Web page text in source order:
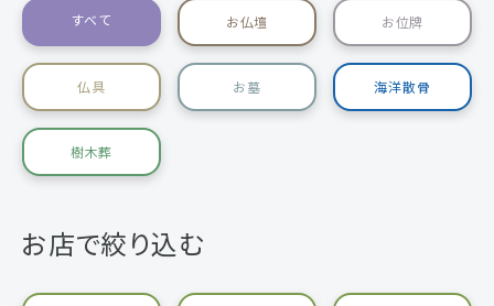
すべて お仏壇 お位牌
仏具 お墓 海洋散骨
樹木葬
お店で絞り込む